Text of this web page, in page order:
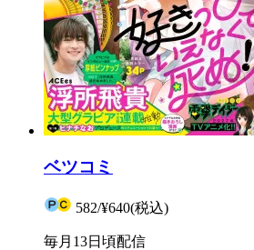
ベツコミ
582/¥640(税込)
毎月13日頃配信